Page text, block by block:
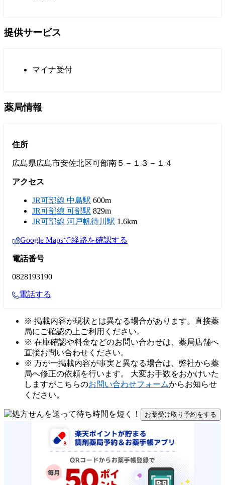
提供サービス
マイナ受付
薬局情報
住所
広島県広島市安佐北区可部南５－１３－１４
アクセス
JR可部線 中島駅 600m
JR可部線 可部駅 829m
JR可部線 河戸帆待川駅 1.6km
Google Mapsで経路を確認する
電話番号
0828193190
電話する
※ 掲載内容が現状とは異なる場合があります。直接薬
局にご確認の上ご利用ください。
※ 在庫確認や料金などのお問い合わせは、薬局店舗へ
直接お問い合わせください。
※ 万が一掲載内容が事実と異なる場合は、弊社から薬
局へ修正の依頼を行います。 大変お手数をおかけいた
しますがこちらのお問い合わせフォームからお知らせ
ください。
お薬受け取り予約をする